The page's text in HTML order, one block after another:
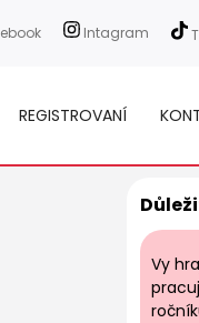
Intagram
REGISTROVANÍ
Vy